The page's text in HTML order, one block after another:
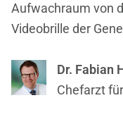
Aufwachraum von
Videobrille der
Dr. Fabian
Chefarzt